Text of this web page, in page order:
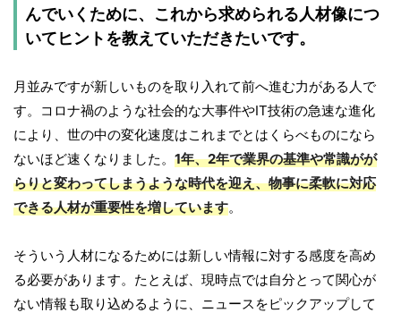
んでいくために、これから求められる人材像につ
いてヒントを教えていただきたいです。
月並みですが新しいものを取り入れて前へ進む力がある人で
す。コロナ禍のような社会的な大事件やIT技術の急速な進化
により、世の中の変化速度はこれまでとはくらべものになら
ないほど速くなりました。 1年、2年で業界の基準や常識がが
らりと変わってしまうような時代を迎え、物事に柔軟に対応
できる人材が重要性を増しています。
そういう人材になるためには新しい情報に対する感度を高め
る必要があります。たとえば、現時点では自分とって関心が
ない情報も取り込めるように、ニュースをピックアップして